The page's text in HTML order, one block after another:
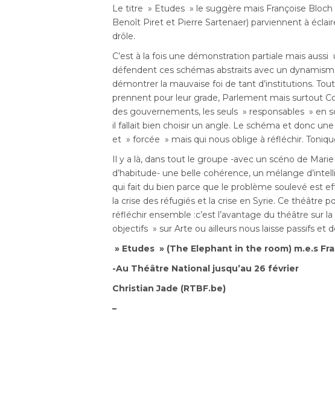
Le titre » Etudes » le suggère mais Françoise
Benoît Piret et Pierre Sartenaer) parviennent à
drôle.
C’est à la fois une démonstration partiale mais
défendent ces schémas abstraits avec un
démontrer la mauvaise foi de tant d’institutions.
prennent pour leur grade, Parlement mais surtout
des gouvernements, les seuls » responsables » en
il fallait bien choisir un angle. Le schéma et donc
et » forcée » mais qui nous oblige à réfléchir.
Il y a là, dans tout le groupe -avec un scéno de
d’habitude- une belle cohérence, un mélange
qui fait du bien parce que le problème soulevé est
la crise des réfugiés et la crise en Syrie. Ce théâtre
réfléchir ensemble :c’est l’avantage du théâtre sur
objectifs » sur Arte ou ailleurs nous laisse passifs et
» Etudes » (The Elephant in the room) m.e.s
-Au Théâtre National jusqu’au 26 février
Christian Jade (RTBF.be)
–